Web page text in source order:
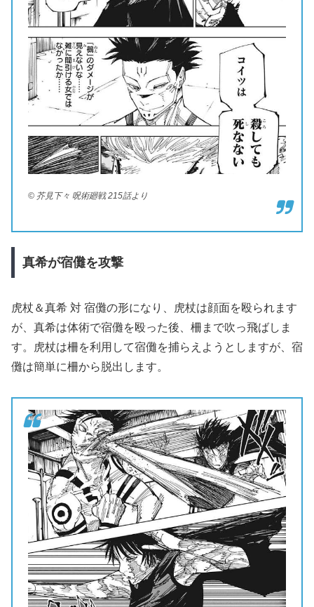
© 芥見下々 呪術廻戦 215話より
真希が宿儺を攻撃
虎杖＆真希 対 宿儺の形になり、虎杖は顔面を殴られます
が、真希は体術で宿儺を殴った後、柵まで吹っ飛ばしま
す。虎杖は柵を利用して宿儺を捕らえようとしますが、宿
儺は簡単に柵から脱出します。